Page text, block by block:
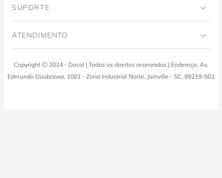
Trabalhe Conosco
Viva Docol
Banheiro
Instalações hidraulicas
SUPORTE
Código de Ética
Profissionais
ATENDIMENTO
Docol Responde
Copyright Ⓒ 2024 - Docol | Todos os direitos reservados | Endereço: Av.
Edmundo Doubrawa, 1001 - Zona Industrial Norte, Joinville - SC, 89219-502